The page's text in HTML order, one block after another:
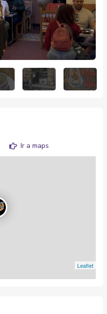
Ir a maps
Leaflet